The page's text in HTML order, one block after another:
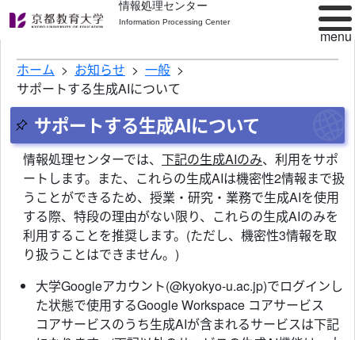
情報処理センター
Information Processing Center
ホーム お知らせ
一般
サポートする生成AIについて
サポートする生成AIについて
情報処理センターでは、 下記の生成AIのみ、利用をサポ
ートします。また、これらの生成AIは機密性2情報まで扱
うことができるため、授業・研究・業務で生成AIを使用
する際、特段の理由がない限り、これらの生成AIのみを
利用することを推奨します。(ただし、機密性3情報を取
り扱うことはできません。)
大学Googleアカウント(@kyokyo-u.ac.jp)でログインし
た状態で使用するGoogle Workspace コアサービス
コアサービスのうち生成AIが含まれるサービスは下記